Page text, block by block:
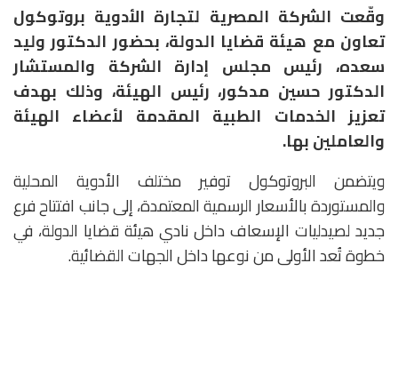
وقّعت الشركة المصرية لتجارة الأدوية بروتوكول
تعاون مع هيئة قضايا الدولة، بحضور الدكتور وليد
سعده، رئيس مجلس إدارة الشركة والمستشار
الدكتور حسين مدكور، رئيس الهيئة، وذلك بهدف
تعزيز الخدمات الطبية المقدمة لأعضاء الهيئة
والعاملين بها.
ويتضمن البروتوكول توفير مختلف الأدوية المحلية
والمستوردة بالأسعار الرسمية المعتمدة، إلى جانب افتتاح فرع
جديد لصيدليات الإسعاف داخل نادي هيئة قضايا الدولة، في
خطوة تُعد الأولى من نوعها داخل الجهات القضائية.